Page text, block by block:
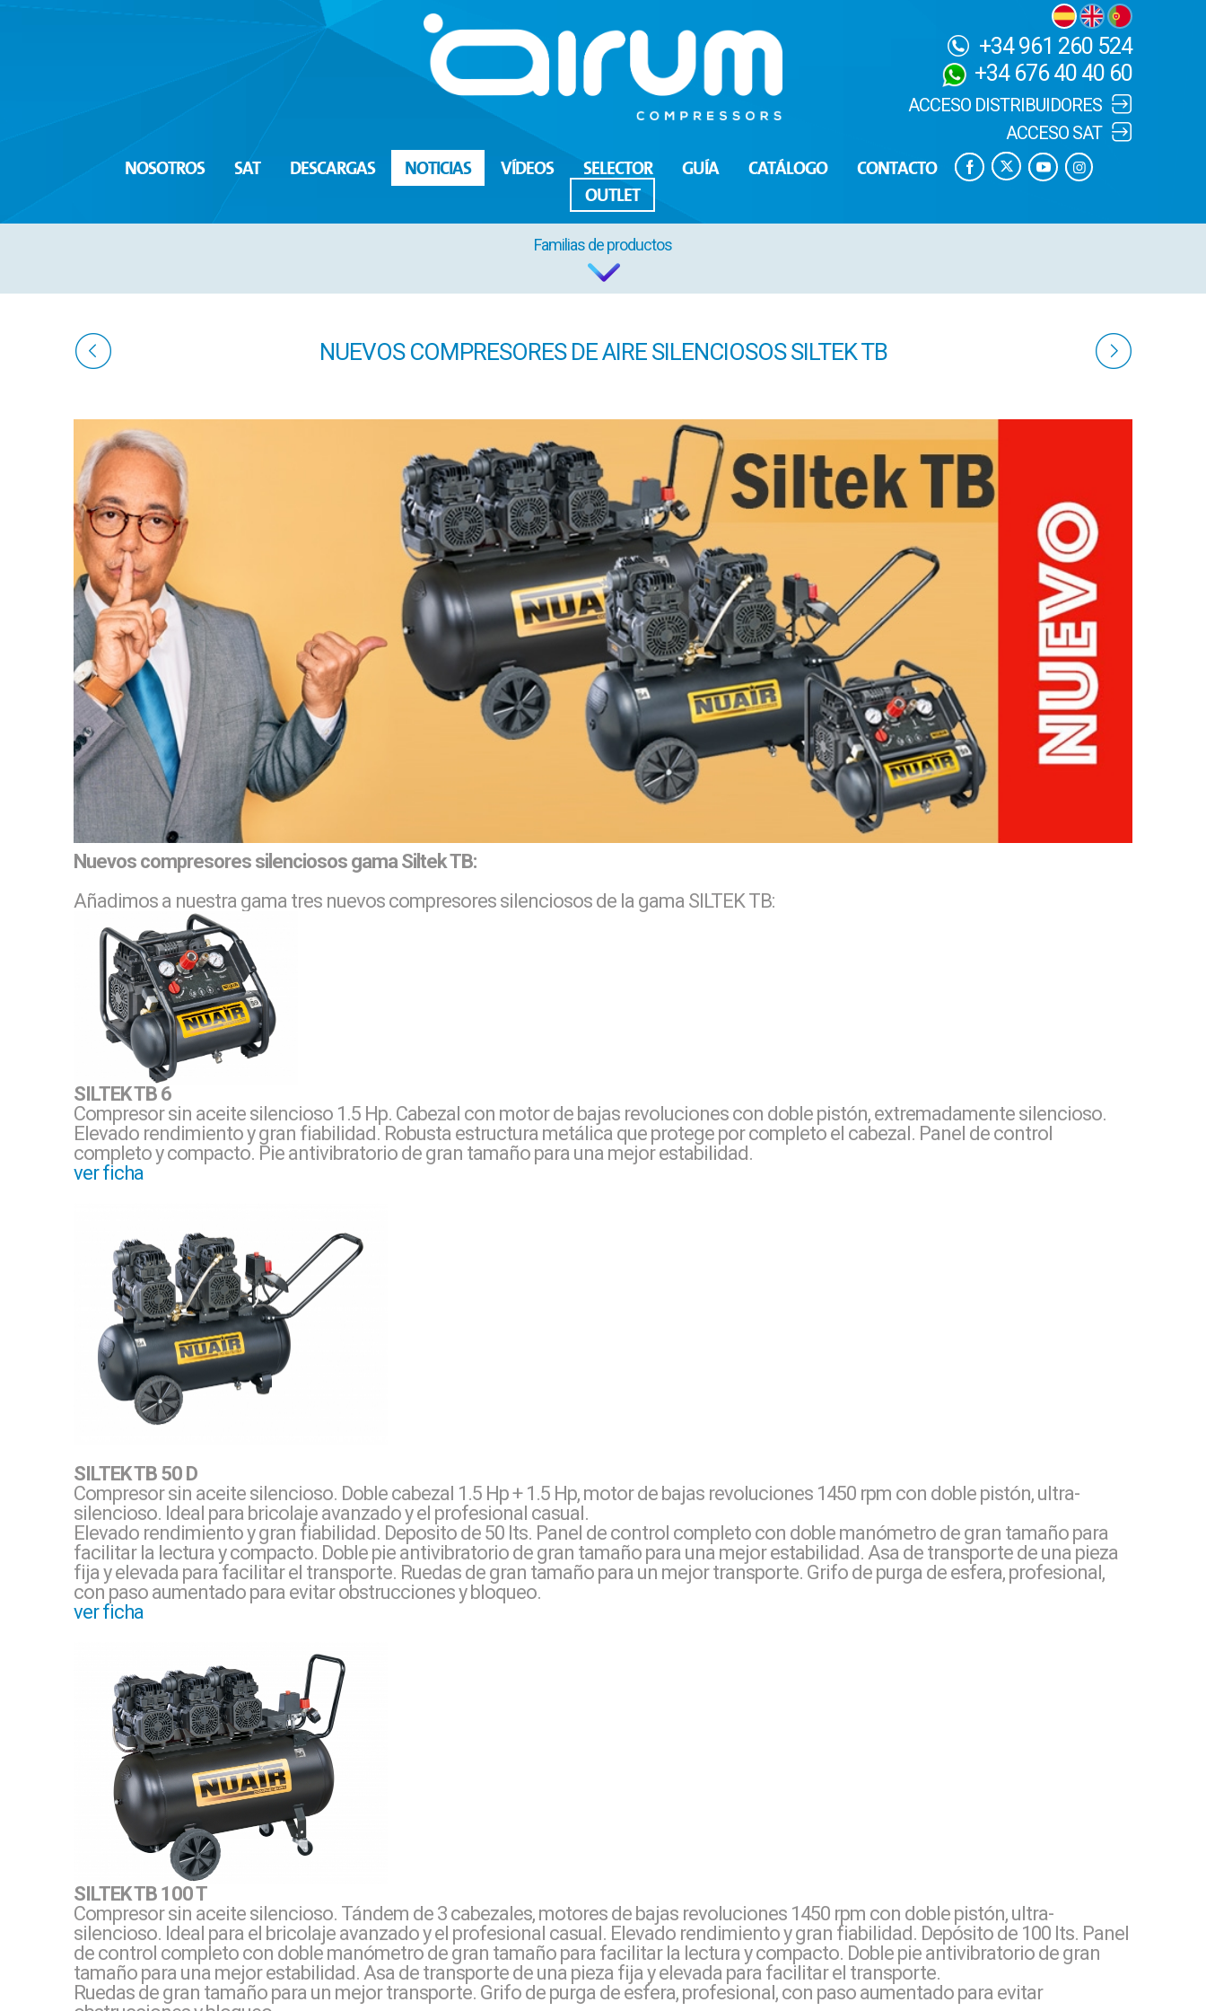
+34 961 260 524
+34 676 40 40 60
ACCESO DISTRIBUIDORES
ACCESO SAT
NOSOTROS SAT DESCARGAS NOTICIAS VÍDEOS SELECTOR GUÍA CATÁLOGO
CONTACTO
OUTLET
Familias de productos
NUEVOS COMPRESORES DE AIRE SILENCIOSOS SILTEK TB
Nuevos compresores silenciosos gama Siltek TB:
Añadimos a nuestra gama tres nuevos compresores silenciosos de la gama SILTEK TB:
SILTEK TB 6
Compresor sin aceite silencioso 1.5 Hp. Cabezal con motor de bajas revoluciones con doble pistón, extremadamente silencioso.
Elevado rendimiento y gran fiabilidad. Robusta estructura metálica que protege por completo el cabezal. Panel de control
completo y compacto. Pie antivibratorio de gran tamaño para una mejor estabilidad.
ver ficha
SILTEK TB 50 D
Compresor sin aceite silencioso. Doble cabezal 1.5 Hp + 1.5 Hp, motor de bajas revoluciones 1450 rpm con doble pistón, ultra-
silencioso. Ideal para bricolaje avanzado y el profesional casual.
Elevado rendimiento y gran fiabilidad. Deposito de 50 lts. Panel de control completo con doble manómetro de gran tamaño para
facilitar la lectura y compacto. Doble pie antivibratorio de gran tamaño para una mejor estabilidad. Asa de transporte de una pieza
fija y elevada para facilitar el transporte. Ruedas de gran tamaño para un mejor transporte. Grifo de purga de esfera, profesional,
con paso aumentado para evitar obstrucciones y bloqueo.
ver ficha
SILTEK TB 100 T
Compresor sin aceite silencioso. Tándem de 3 cabezales, motores de bajas revoluciones 1450 rpm con doble pistón, ultra-
silencioso. Ideal para el bricolaje avanzado y el profesional casual. Elevado rendimiento y gran fiabilidad. Depósito de 100 lts. Panel
de control completo con doble manómetro de gran tamaño para facilitar la lectura y compacto. Doble pie antivibratorio de gran
tamaño para una mejor estabilidad. Asa de transporte de una pieza fija y elevada para facilitar el transporte.
Ruedas de gran tamaño para un mejor transporte. Grifo de purga de esfera, profesional, con paso aumentado para evitar